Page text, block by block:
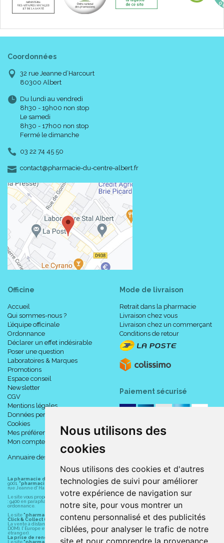
Nous utilisons des
cookies
Nous utilisons des cookies et d'autres
technologies de suivi pour améliorer
votre expérience de navigation sur
notre site, pour vous montrer un
contenu personnalisé et des publicités
ciblées, pour analyser le trafic de notre
site et pour comprendre la provenance
Coordonnées
32 rue Jeanne d’Harcourt
80300 Albert
Du lundi au vendredi
8h30 - 19h00 non stop
Le samedi
8h30 - 17h00 non stop
Fermé le dimanche
03 22 74 45 50
contact-
@-
pharmacie-du-centre-albert.fr
Officine
Accueil
Qui sommes-nous ?
L’équipe officinale
Ordonnance
Déclarer un effet indésirable
Poser une question
Laboratoires & Marques
Promotions
Espace conseil
Newsletter
CGV
Mentions légales
Données personnelles
Cookies
Mes préférences Cookies
Mon compte
Annuaire des pharmacies
Mode de livraison
Retrait dans la pharmacie
Livraison chez vous
Livraison chez un commerçant
Conditions de retour
Paiement sécurisé
La pharmacie du centre à Albert (80300) est une pharmacie française certifiée ISO
9001. "pharmacie-du-centre-albert.fr "est le site internet de la pharmacie du centre
rue Jeanne d' Harcourt, 80300 Albert.
Le site vous propose un large choix de plus de 11000 références, au prix les plus bas possible
: 9400 en parapharmacie, animaux, orthopédie, matériel médical. 1700 en médicaments sans
ordonnance.
Le site "pharmacie-du-centre-albert.fr" vous propose les service suivants :
Click & Collect (retrait gratuit dans la pharmacie).
La vente à distance chez vous et/ou chez un commerçant sur la France (Andorre, Monaco et
DOM), l' Europe et le monde entier (livraison assuré par Colissimo et ses partenaires à l'
étranger).
La prise de rendez-vous.
Le site "pharmacie-du-centre-albert.fr"est également disponible pour vos smartphones et